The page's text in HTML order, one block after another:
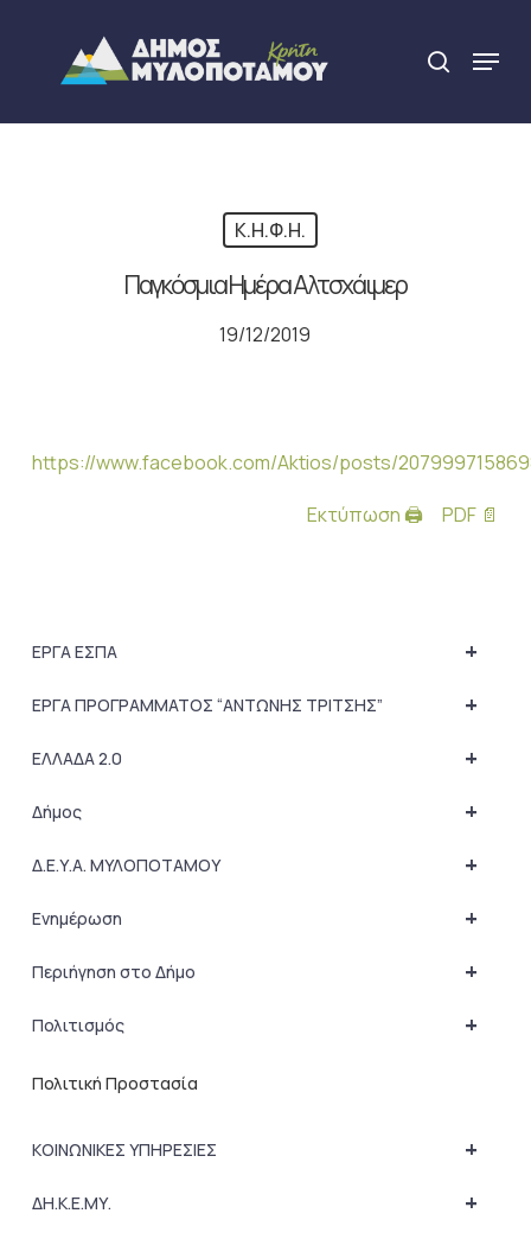
content
search
Menu
Κ.Η.Φ.Η.
Παγκόσμια Ημέρα Αλτσχάιμερ
19/12/2019
https://www.facebook.com/Aktios/posts/
Εκτύπωση 🖨
PDF 📄
+
ΕΡΓΑ ΕΣΠΑ
+
ΕΡΓΑ ΠΡΟΓΡΑΜΜΑΤΟΣ “ΑΝΤΩΝΗΣ ΤΡΙΤΣΗΣ”
+
ΕΛΛΑΔΑ 2.0
+
Δήμος
+
Δ.Ε.Υ.Α. ΜΥΛΟΠΟΤΑΜΟΥ
+
Ενημέρωση
+
Περιήγηση στο Δήμο
+
Πολιτισμός
Πολιτική Προστασία
+
ΚΟΙΝΩΝΙΚΕΣ ΥΠΗΡΕΣΙΕΣ
+
ΔΗ.Κ.Ε.ΜΥ.
Close